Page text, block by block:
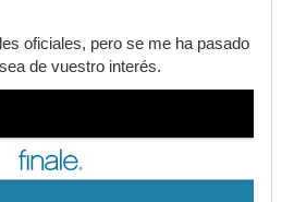
oficiales, pero se me ha pasado
de vuestro interés.